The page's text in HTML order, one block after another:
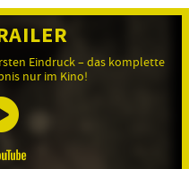
Eindruck – das komplette
nur im Kino!